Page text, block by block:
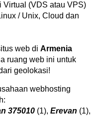
Virtual (VDS atau VPS)
/ Unix, Cloud dan
web di Armenia
ruang web ini untuk
geolokasi!
webhosting
375010 (1), Erevan (1),